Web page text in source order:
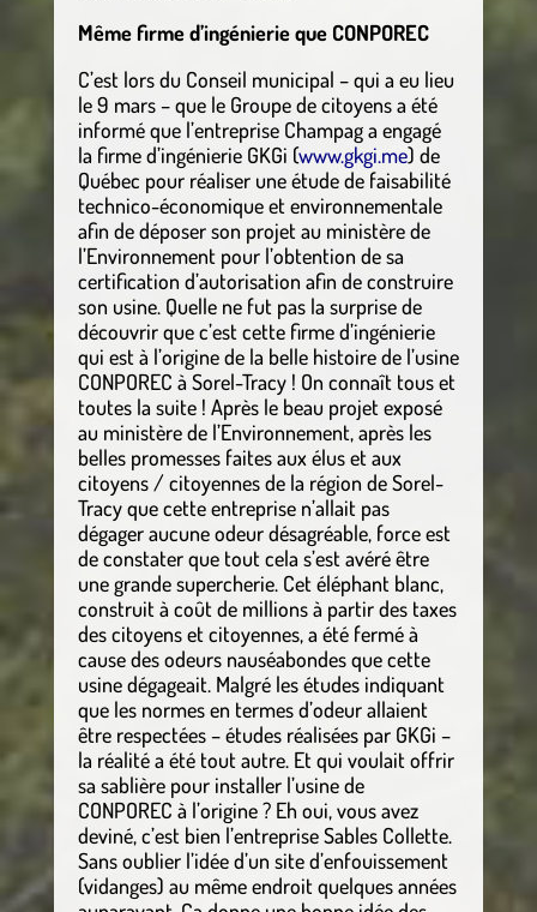
Même firme d’ingénierie que CONPOREC
C’est lors du Conseil municipal – qui a eu lieu
le 9 mars – que le Groupe de citoyens a été
informé que l’entreprise Champag a engagé
la firme d’ingénierie GKGi (www.gkgi.me) de
Québec pour réaliser une étude de faisabilité
technico-économique et environnementale
afin de déposer son projet au ministère de
l’Environnement pour l’obtention de sa
certification d’autorisation afin de construire
son usine. Quelle ne fut pas la surprise de
découvrir que c’est cette firme d’ingénierie
qui est à l’origine de la belle histoire de l’usine
CONPOREC à Sorel-Tracy ! On connaît tous et
toutes la suite ! Après le beau projet exposé
au ministère de l’Environnement, après les
belles promesses faites aux élus et aux
citoyens / citoyennes de la région de Sorel-
Tracy que cette entreprise n’allait pas
dégager aucune odeur désagréable, force est
de constater que tout cela s’est avéré être
une grande supercherie. Cet éléphant blanc,
construit à coût de millions à partir des taxes
des citoyens et citoyennes, a été fermé à
cause des odeurs nauséabondes que cette
usine dégageait. Malgré les études indiquant
que les normes en termes d’odeur allaient
être respectées – études réalisées par GKGi –
la réalité a été tout autre. Et qui voulait offrir
sa sablière pour installer l’usine de
CONPOREC à l’origine ? Eh oui, vous avez
deviné, c’est bien l’entreprise Sables Collette.
Sans oublier l’idée d’un site d’enfouissement
(vidanges) au même endroit quelques années